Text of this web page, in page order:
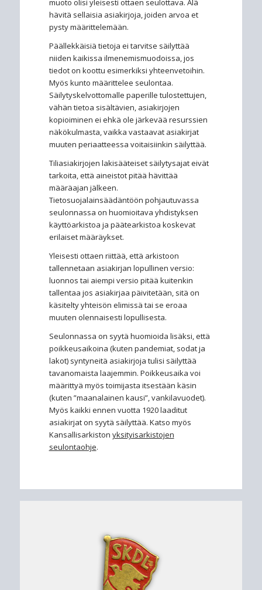
muoto olisi yleisesti ottaen seulottava. Älä
hävitä sellaisia asiakirjoja, joiden arvoa et
pysty määrittelemään.
Päällekkäisiä tietoja ei tarvitse säilyttää
niiden kaikissa ilmenemismuodoissa, jos
tiedot on koottu esimerkiksi yhteenvetoihin.
Myös kunto määrittelee seulontaa.
Säilytyskelvottomalle paperille tulostettujen,
vähän tietoa sisältävien, asiakirjojen
kopioiminen ei ehkä ole järkevää resurssien
näkökulmasta, vaikka vastaavat asiakirjat
muuten periaatteessa voitaisiinkin säilyttää.
Tiliasiakirjojen lakisääteiset säilytysajat eivät
tarkoita, että aineistot pitää hävittää
määräajan jälkeen.
Tietosuojalainsäädäntöön pohjautuvassa
seulonnassa on huomioitava yhdistyksen
käyttöarkistoa ja päätearkistoa koskevat
erilaiset määräykset.
Yleisesti ottaen riittää, että arkistoon
tallennetaan asiakirjan lopullinen versio:
luonnos tai aiempi versio pitää kuitenkin
tallentaa jos asiakirjaa päivitetään, sitä on
käsitelty yhteisön elimissä tai se eroaa
muuten olennaisesti lopullisesta.
Seulonnassa on syytä huomioida lisäksi, että
poikkeusaikoina (kuten pandemiat, sodat ja
lakot) syntyneitä asiakirjoja tulisi säilyttää
tavanomaista laajemmin. Poikkeusaika voi
määrittyä myös toimijasta itsestään käsin
(kuten ”maanalainen kausi”, vankilavuodet).
Myös kaikki ennen vuotta 1920 laaditut
asiakirjat on syytä säilyttää. Katso myös
Kansallisarkiston yksityisarkistojen
seulontaohje.